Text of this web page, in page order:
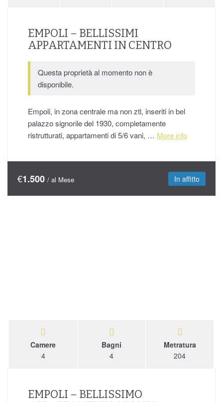
EMPOLI – BELLISSIMI
APPARTAMENTI IN CENTRO
Questa proprietà al momento non è
disponibile.
Empoli, in zona centrale ma non ztl, inseriti in bel
palazzo signorile del 1930, completamente
ristrutturati, appartamenti di 5/6 vani, … More info
€1.500 / al Mese In affitto
Camere
4
Bagni
4
Metratura
204
EMPOLI – BELLISSIMO